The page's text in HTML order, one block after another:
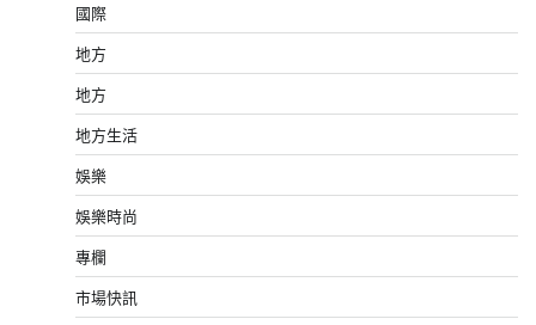
國際
地方
地方
地方生活
娛樂
娛樂時尚
專欄
市場快訊